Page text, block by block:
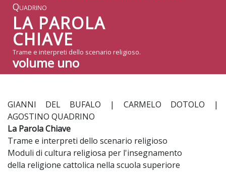
Quadrino
LA PAROLA
CHIAVE
Trame e interpreti dello scenario religioso.
volume uno
GIANNI DEL BUFALO | CARMELO DOTOLO |
AGOSTINO QUADRINO
La Parola Chiave
Trame e interpreti dello scenario religioso
Moduli di cultura religiosa per l'insegnamento
della religione cattolica nella scuola superiore